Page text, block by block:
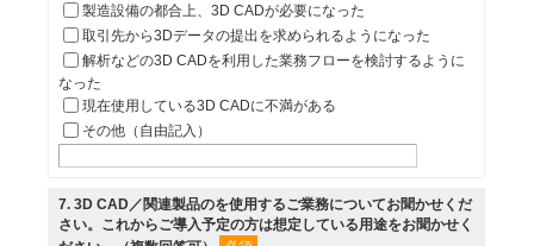
製造設備の都合上、3D CADが必要になった
取引先から3Dデータの提出を求められるようになった
解析などの3D CADを利用した業務フローを検討するように
なった
現在使用している3D CADに不満がある
その他（自由記入）
7. 3D CAD／関連製品のを使用するご業務についてお聞かせくだ
さい。これからご導入予定の方は想定している用途をお聞かせく